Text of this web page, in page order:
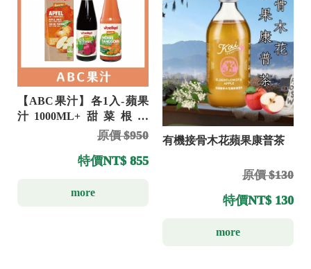
【ABC果汁】各1入-蘋果
汁1000ML+甜菜根汁
700ML+胡蘿蔔沙棘汁
原價 $950
特價NT$ 855
more
有機接骨木花蘋果康普茶
原價 $130
特價NT$ 130
more